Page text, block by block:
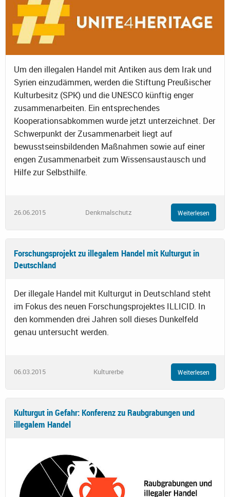
Um den illegalen Handel mit Antiken aus dem Irak und
Syrien einzudämmen, werden die Stiftung Preußischer
Kulturbesitz (SPK) und die UNESCO künftig enger
zusammenarbeiten. Ein entsprechendes
Kooperationsabkommen wurde jetzt unterzeichnet. Der
Schwerpunkt der Zusammenarbeit liegt auf
bewusstseinsbildenden Maßnahmen sowie auf einer
engen Zusammenarbeit zum Wissensaustausch und
Hilfe zur Selbsthilfe.
26.06.2015 Denkmalschutz Weiterlesen
Forschungsprojekt zu illegalem Handel mit Kulturgut in
Deutschland
Der illegale Handel mit Kulturgut in Deutschland steht
im Fokus des neuen Forschungsprojektes ILLICID. In
den kommenden drei Jahren soll dieses Dunkelfeld
genau untersucht werden.
06.03.2015 Kulturerbe Weiterlesen
Kulturgut in Gefahr: Konferenz zu Raubgrabungen und
illegalem Handel